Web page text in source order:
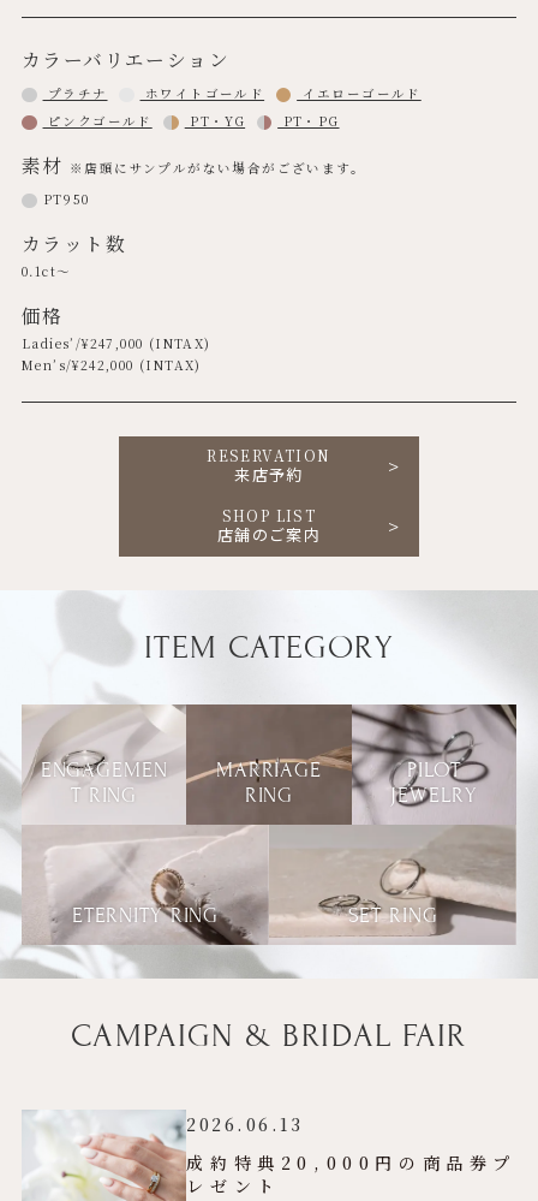
カラーバリエーション
プラチナ ホワイトゴールド
イエローゴールド
ピンクゴールド
PT・YG PT・PG
素材 ※店頭にサンプルがない場合がございます。
PT950
カラット数
0.1ct～
価格
Ladies’/¥247,000 (INTAX)
Men’s/¥242,000 (INTAX)
RESERVATION
来店予約
SHOP LIST
店舗のご案内
ITEM CATEGORY
ENGAGEMEN
T RING
MARRIAGE
RING
PILOT
JEWELRY
ETERNITY RING SET RING
CAMPAIGN & BRIDAL FAIR
2026.06.13
成約特典20,000円の商品券プ
レゼント